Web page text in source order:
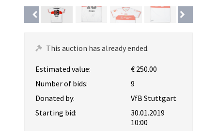
This auction has already ended.
Estimated value:
€ 250.00
Number of bids:
9
Donated by:
VfB Stuttgart
Starting bid:
30.01.2019
10:00